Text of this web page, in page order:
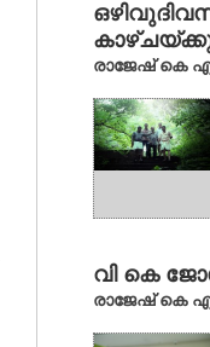
രാജേഷ് കെ
വി കെ
രാജേഷ് കെ